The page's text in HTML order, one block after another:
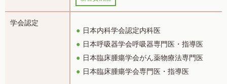
学会認定
日本内科学会認定内科医
日本呼吸器学会呼吸器専門医・指導医
日本臨床腫瘍学会がん薬物療法専門医
日本臨床腫瘍学会専門医・指導医